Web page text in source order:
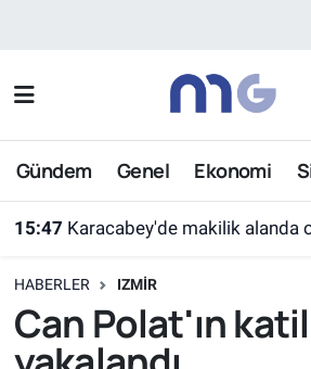
Gündem Genel Ekonomi
15:47 Karacabey'de makilik alanda
HABERLER IZMIR
Can Polat'ın katil
Nöbetçi Eczaneler
Hava Durumu
Süper Lig Puan Durumu ve
Tüm Manşetler